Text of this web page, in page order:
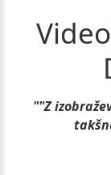
Video
""Z